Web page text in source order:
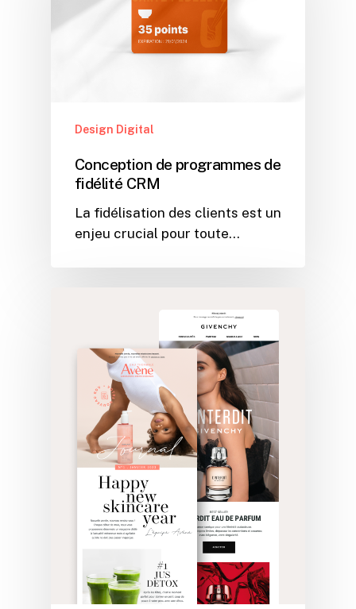
Design Digital
Conception de programmes de
fidélité CRM
La fidélisation des clients est un
enjeu crucial pour toute…